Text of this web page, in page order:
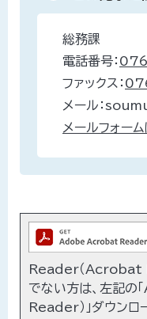
総務課
電話番号：
ファックス：
メール：
メールフォー
Reader（Acrobat
でない方は、左記
Reader）」ダウンロ